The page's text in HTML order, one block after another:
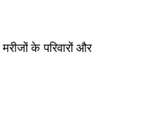
के परिवारों और